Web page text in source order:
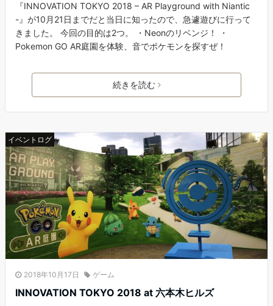
『INNOVATION TOKYO 2018 – AR Playground with Niantic
-』が10月21日までだと当日に知ったので、急遽遊びに行って
きました。 今回の目的は2つ。 ・Neonのリベンジ！ ・
Pokemon GO AR庭園を体験、音でポケモンを探すぜ！
続きを読む
イベントログ
2018年10月17日 ゲーム
INNOVATION TOKYO 2018 at 六本木ヒルズ